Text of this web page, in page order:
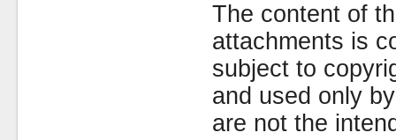
The content of
attachments is
subject to
and used only
are not the